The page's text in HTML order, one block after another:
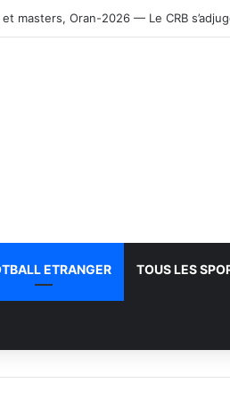
masters, Oran-2026 — Le CRB
ETRANGER TOUS LES